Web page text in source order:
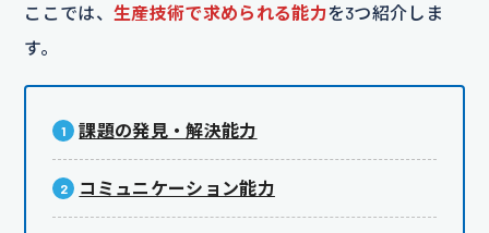
ここでは、 生産技術で求められる能力を3つ紹介しま
す。
課題の発見・解決能力
コミュニケーション能力